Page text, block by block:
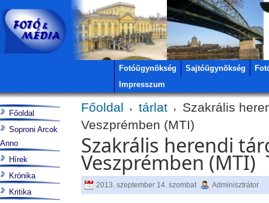
Fotóügynökség Sajtóügynökség
Impresszum
Főoldal tárlat
Szakrális
Veszprémben (MTI)
Szakrális herendi
Veszprémben (MTI)
2013. szeptember 14. szombat Adminisztrátor
Főoldal
Soproni Arcok
Anno
Hírek
Krónika
Kritika